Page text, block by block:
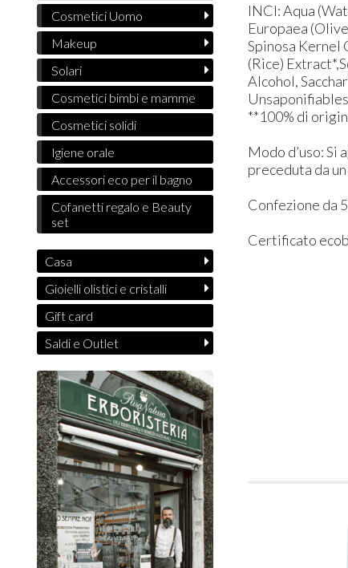
INCI: ​Aqua
Europaea
Spinosa Kernel
(Rice)
Alcohol,
**100% di
Modo d’uso:
preceduta da
Confezione da
Certificato
Cosmetici Uomo
Makeup
Solari
Cosmetici bimbi e mamme
Cosmetici solidi
Igiene orale
Accessori eco per il bagno
Cofanetti regalo e Beauty
set
Casa
Gioielli olistici e cristalli
Gift card
Saldi e Outlet